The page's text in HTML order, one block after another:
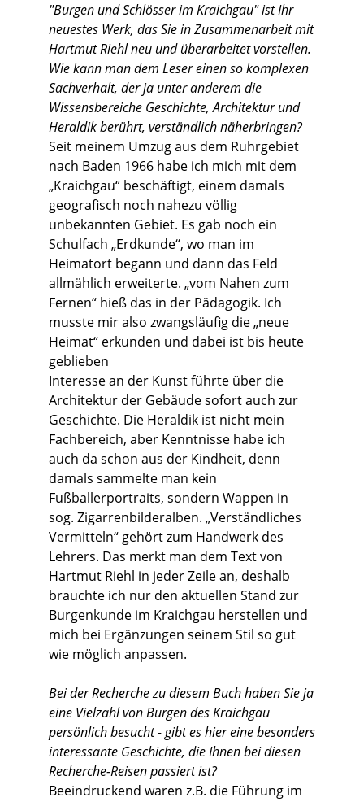
"Burgen und Schlösser im Kraichgau" ist Ihr
neuestes Werk, das Sie in Zusammenarbeit mit
Hartmut Riehl neu und überarbeitet vorstellen.
Wie kann man dem Leser einen so komplexen
Sachverhalt, der ja unter anderem die
Wissensbereiche Geschichte, Architektur und
Heraldik berührt, verständlich näherbringen?
Seit meinem Umzug aus dem Ruhrgebiet
nach Baden 1966 habe ich mich mit dem
„Kraichgau“ beschäftigt, einem damals
geografisch noch nahezu völlig
unbekannten Gebiet. Es gab noch ein
Schulfach „Erdkunde“, wo man im
Heimatort begann und dann das Feld
allmählich erweiterte. „vom Nahen zum
Fernen“ hieß das in der Pädagogik. Ich
musste mir also zwangsläufig die „neue
Heimat“ erkunden und dabei ist bis heute
geblieben
Interesse an der Kunst führte über die
Architektur der Gebäude sofort auch zur
Geschichte. Die Heraldik ist nicht mein
Fachbereich, aber Kenntnisse habe ich
auch da schon aus der Kindheit, denn
damals sammelte man kein
Fußballerportraits, sondern Wappen in
sog. Zigarrenbilderalben. „Verständliches
Vermitteln“ gehört zum Handwerk des
Lehrers. Das merkt man dem Text von
Hartmut Riehl in jeder Zeile an, deshalb
brauchte ich nur den aktuellen Stand zur
Burgenkunde im Kraichgau herstellen und
mich bei Ergänzungen seinem Stil so gut
wie möglich anpassen.
Bei der Recherche zu diesem Buch haben Sie ja
eine Vielzahl von Burgen des Kraichgau
persönlich besucht - gibt es hier eine besonders
interessante Geschichte, die Ihnen bei diesen
Recherche-Reisen passiert ist?
Beeindruckend waren z.B. die Führung im